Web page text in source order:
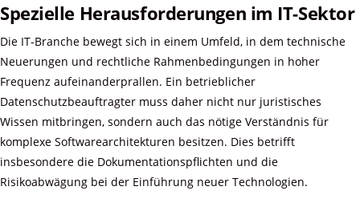
Spezielle Herausforderungen im IT-Sektor
Die IT-Branche bewegt sich in einem Umfeld, in dem technische
Neuerungen und rechtliche Rahmenbedingungen in hoher
Frequenz aufeinanderprallen. Ein betrieblicher
Datenschutzbeauftragter muss daher nicht nur juristisches
Wissen mitbringen, sondern auch das nötige Verständnis für
komplexe Softwarearchitekturen besitzen. Dies betrifft
insbesondere die Dokumentationspflichten und die
Risikoabwägung bei der Einführung neuer Technologien.